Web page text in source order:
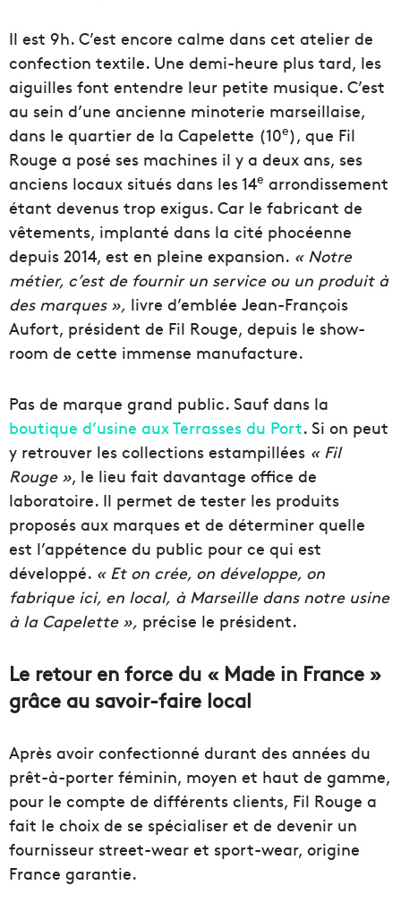
Il est 9h. C’est encore calme dans cet atelier de
confection textile. Une demi-heure plus tard, les
aiguilles font entendre leur petite musique. C’est
au sein d’une ancienne minoterie marseillaise,
dans le quartier de la Capelette (10e), que Fil
Rouge a posé ses machines il y a deux ans, ses
anciens locaux situés dans les 14e arrondissement
étant devenus trop exigus. Car le fabricant de
vêtements, implanté dans la cité phocéenne
depuis 2014, est en pleine expansion. « Notre
métier, c’est de fournir un service ou un produit à
des marques », livre d’emblée Jean-François
Aufort, président de Fil Rouge, depuis le show-
room de cette immense manufacture.
Pas de marque grand public. Sauf dans la
boutique d’usine aux Terrasses du Port. Si on peut
y retrouver les collections estampillées « Fil
Rouge », le lieu fait davantage office de
laboratoire. Il permet de tester les produits
proposés aux marques et de déterminer quelle
est l’appétence du public pour ce qui est
développé. « Et on crée, on développe, on
fabrique ici, en local, à Marseille dans notre usine
à la Capelette », précise le président.
Le retour en force du « Made in France »
grâce au savoir-faire local
Après avoir confectionné durant des années du
prêt-à-porter féminin, moyen et haut de gamme,
pour le compte de différents clients, Fil Rouge a
fait le choix de se spécialiser et de devenir un
fournisseur street-wear et sport-wear, origine
France garantie.